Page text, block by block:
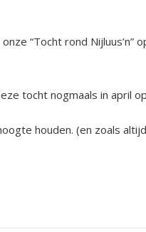
“Tocht rond Nijluus’n”
tocht nogmaals in april
houden. (en zoals